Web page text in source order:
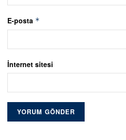
E-posta *
İnternet sitesi